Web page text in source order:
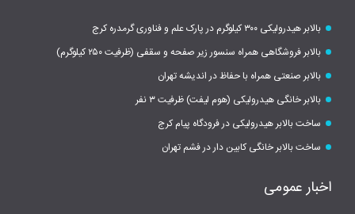
بالابر هیدرولیکی ۳۰۰ کیلوگرم در پارک علم و فناوری گرمدره کرج
بالابر فروشگاهی همراه سنسور زیر صفحه و سقفی (ظرفیت ۲۵۰ کیلوگرم)
بالابر صنعتی همراه با حفاظ در اندیشه تهران
بالابر خانگی هیدرولیکی (هوم لیفت) ظرفیت ۳ نفر
ساخت بالابر هیدرولیکی در فرودگاه پیام کرج
ساخت بالابر خانگی کابین دار در فشم تهران
اخبار عمومی